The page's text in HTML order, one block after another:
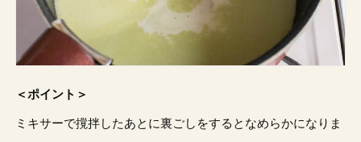
＜ポイント＞
ミキサーで撹拌したあとに裏ごしをするとなめらかになりま